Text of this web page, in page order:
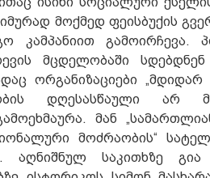
მოქმედ ფეისბუქის
კამპანიით გამოირჩევა.
მცდელობაში
ორგანიზაციები „მდიდარ
დღესასწაული არ
მან
მოძრაობის“
აღნიშნულ საკითხზე